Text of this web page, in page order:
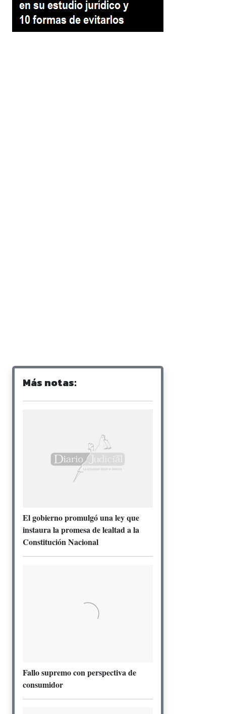
Más notas:
El gobierno promulgó una ley que
instaura la promesa de lealtad a la
Constitución Nacional
Fallo supremo con perspectiva de
consumidor